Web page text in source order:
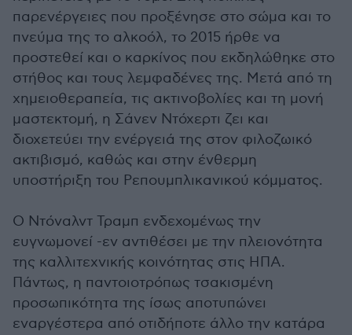
παρενέργειες που προξένησε στο σώμα και το
πνεύμα της το αλκοόλ, το 2015 ήρθε να
προστεθεί και ο καρκίνος που εκδηλώθηκε στο
στήθος και τους λεμφαδένες της. Μετά από τη
χημειοθεραπεία, τις ακτινοβολίες και τη μονή
μαστεκτομή, η Σάνεν Ντόχερτι ζει και
διοχετεύει την ενέργειά της στον φιλοζωικό
ακτιβισμό, καθώς και στην ένθερμη
υποστήριξη του Ρεπουμπλικανικού κόμματος.
Ο Ντόναλντ Τραμπ ενδεχομένως την
ευγνωμονεί -εν αντιθέσει με την πλειονότητα
της καλλιτεχνικής κοινότητας στις ΗΠΑ.
Πάντως, η παντοιοτρόπως τσακισμένη
προσωπικότητα της ίσως αποτυπώνει
εναργέστερα από οτιδήποτε άλλο την κατάρα